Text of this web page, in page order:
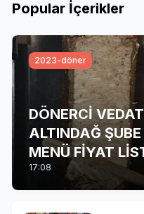
Popular İçerikler
2023-döner
DÖNERCİ
ALTINDAĞ
MENÜ FİYAT
17:08